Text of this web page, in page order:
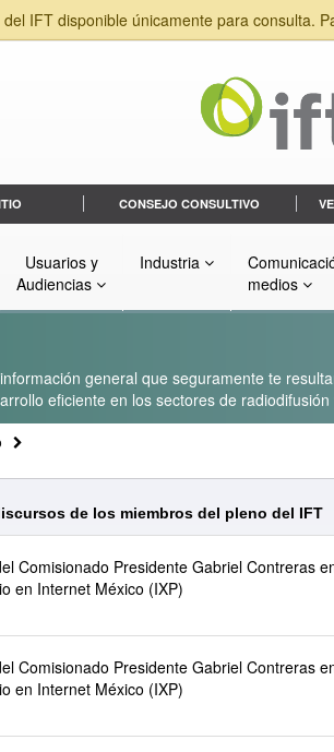
IFT disponible únicamente para consulta.
CONSEJO CONSULTIVO
Usuarios y
Audiencias
Industria
medios
general que seguramente te
eficiente en los sectores de
de los miembros del pleno del IFT
Comisionado Presidente Gabriel Contreras
en Internet México (IXP)
Comisionado Presidente Gabriel Contreras
en Internet México (IXP)